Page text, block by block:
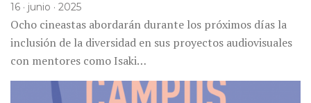
16 · junio · 2025
Ocho cineastas abordarán durante los próximos días la
inclusión de la diversidad en sus proyectos audiovisuales
con mentores como Isaki…